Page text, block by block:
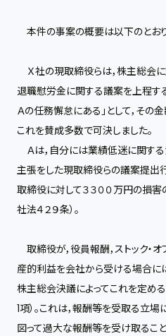
本件の事案の概要は以下のとおり
Ｘ社の現取締役らは，株主総会
退職慰労金に関する議案を上程す
Ａの任務懈怠にある」として，その
これを賛成多数で可決しました。
Ａは，自分には業績低迷に関す
主張をした現取締役らの議案提出
取締役に対して３３００万円の損
社法４２９条）。
取締役が，役員報酬，ストック・
産的利益を会社から受ける場合に
株主総会決議によってこれを定め
1項）。これは，報酬等を受取る立
図って過大な報酬等を受け取るこ